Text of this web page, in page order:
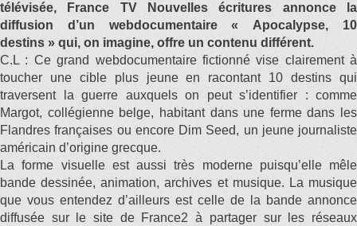
télévisée, France TV Nouvelles écritures annonce la
diffusion d’un webdocumentaire « Apocalypse, 10
destins » qui, on imagine, offre un contenu différent.
C.L : Ce grand webdocumentaire fictionné vise clairement à
toucher une cible plus jeune en racontant 10 destins qui
traversent la guerre auxquels on peut s’identifier : comme
Margot, collégienne belge, habitant dans une ferme dans les
Flandres françaises ou encore Dim Seed, un jeune journaliste
américain d’origine grecque.
La forme visuelle est aussi très moderne puisqu’elle mêle
bande dessinée, animation, archives et musique. La musique
que vous entendez d’ailleurs est celle de la bande annonce
diffusée sur le site de France2 à partager sur les réseaux